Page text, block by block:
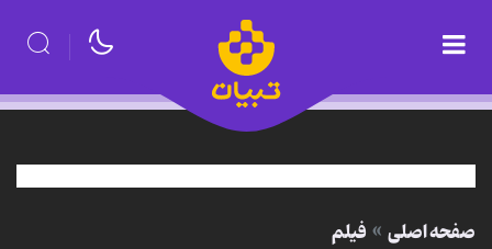
صفحه اصلی فیلم